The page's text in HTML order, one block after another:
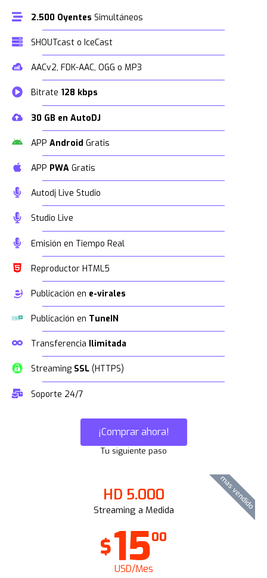
2.500 Oyentes Simultáneos
SHOUTcast o IceCast
AACv2, FDK-AAC, OGG o MP3
Bitrate 128 kbps
30 GB en AutoDJ
APPAndroidGratis
APP PWAGratis
Autodj Live Studio
Studio Live
Emisión en Tiempo Real
Reproductor HTML5
Publicación en e-virales
Publicación en TuneIN
Transferencia Ilimitada
Streaming SSL(HTTPS)
Soporte 24/7
¡Comprar ahora!
Tu siguiente paso
mas vendido
HD 5.000
Streaming a Medida
$1500
USD/Mes